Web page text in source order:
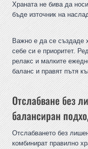
Храната не бива да
бъде източник на
Важно е да се създаде
себе си е приоритет.
релакс и малките
баланс и правят пътя
Отслабване без
балансиран
Отслабването без
комбинират правилно